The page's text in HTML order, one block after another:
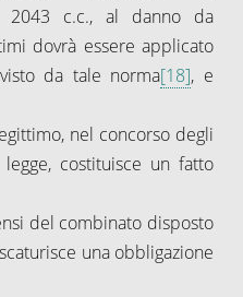
2043 c.c., al danno da
dovrà essere applicato
da tale norma[18], e
nel concorso degli
costituisce un fatto
del combinato disposto
una obbligazione